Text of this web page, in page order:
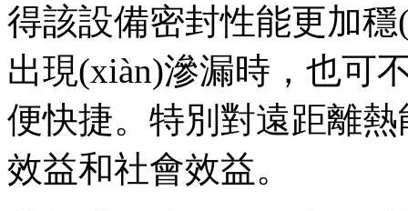
得該設備密封性能更加
出現(xiàn)滲漏時，也可
便快捷。特別對遠距離
效益和社會效益。